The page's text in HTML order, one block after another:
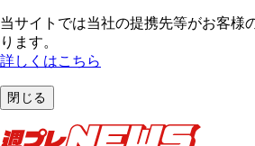
当サイトでは当社の提携先等がお客様
ります。
詳しくはこちら
閉じる